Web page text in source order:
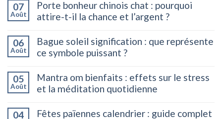
07
Août
Porte bonheur chinois chat : pourquoi
attire-t-il la chance et l’argent ?
06
Août
Bague soleil signification : que représente
ce symbole puissant ?
05
Août
Mantra om bienfaits : effets sur le stress
et la méditation quotidienne
04
Fêtes païennes calendrier : guide complet